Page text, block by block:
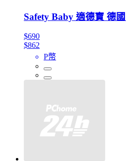
Safety Baby 適德寶 德
$690
$862
P幣